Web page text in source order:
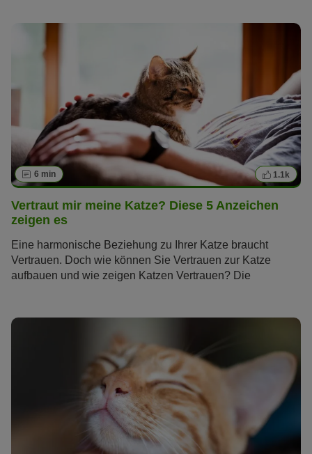
Katze mich?
6 min 1.1k
Vertraut mir meine Katze? Diese 5 Anzeichen
zeigen es
Eine harmonische Beziehung zu Ihrer Katze braucht
Vertrauen. Doch wie können Sie Vertrauen zur Katze
aufbauen und wie zeigen Katzen Vertrauen? Die
Ihnen, ob und wie sehr Ihre Katze Ihnen vertraut.